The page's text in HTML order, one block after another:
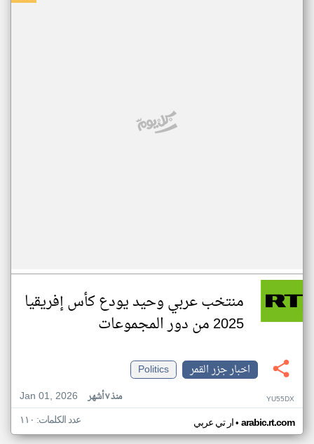
منتخب عربي وحيد يودع كأس إفريقيا
2025 من دور المجموعات
اخبار جزر القمر
Politics
Jan 01, 2026
منذ ٧ أشهر YU55DX
ار تي عربي• arabic.rt.com عدد الكلمات: ١١٠